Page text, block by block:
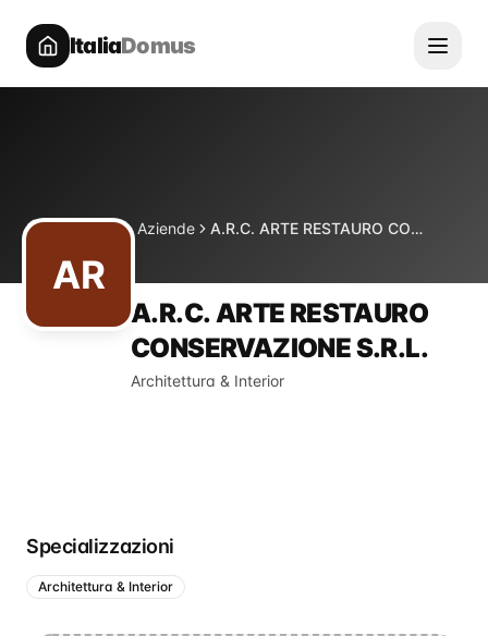
ItaliaDomus
HomeDirectory Aziende A.R.C. ARTE RESTAURO CONSERVAZIONE S.R.L.
AR
A.R.C. ARTE RESTAURO
CONSERVAZIONE S.R.L.
Architettura & Interior
Specializzazioni
Architettura & Interior